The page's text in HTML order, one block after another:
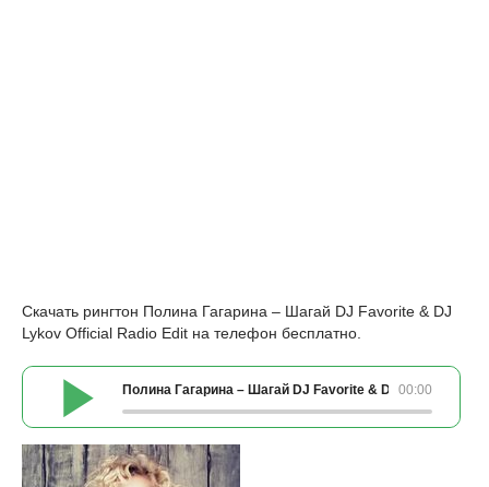
Скачать рингтон Полина Гагарина – Шагай DJ Favorite & DJ
Lykov Official Radio Edit на телефон бесплатно.
00:00
Полина Гагарина – Шагай DJ Favorite & DJ Lykov